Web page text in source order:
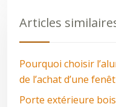
Articles
Pourquoi choisir
de l’achat d’une
Porte extérieure